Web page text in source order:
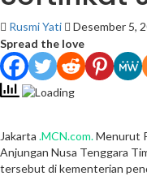
Rusmi Yati Desember 5,
Spread the love
Jakarta .MCN.com.Menurut
Anjungan Nusa Tenggara
tersebut di kementerian